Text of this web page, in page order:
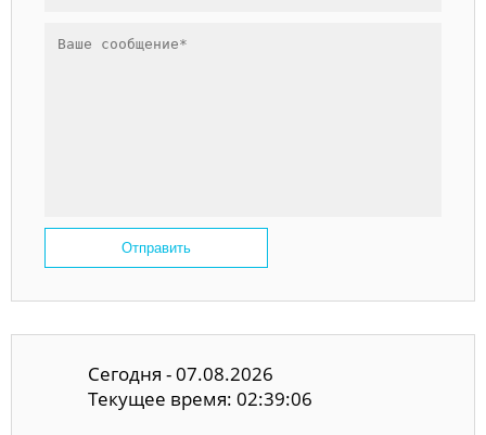
Отправить
Сегодня - 07.08.2026
Текущее время: 02:39:06